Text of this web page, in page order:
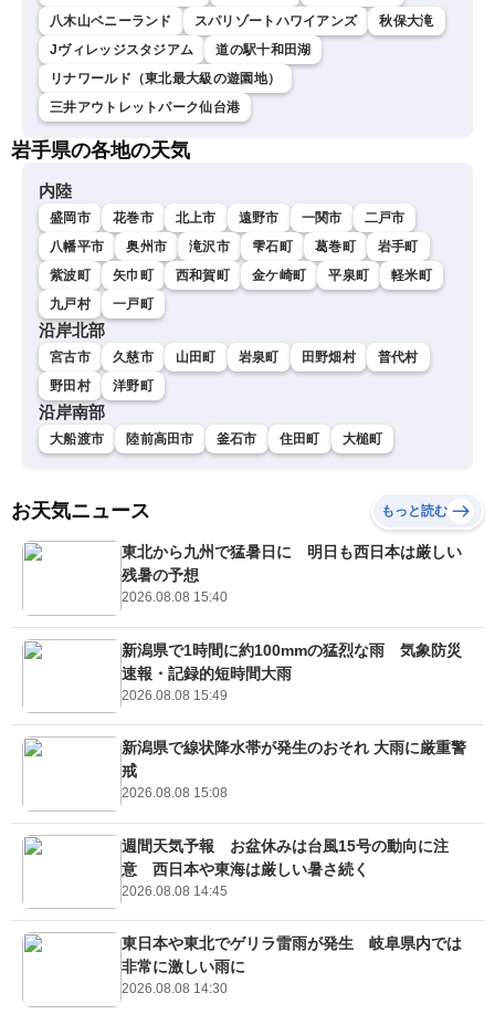
八木山ベニーランド
スパリゾートハワイアンズ
秋保大滝
Jヴィレッジスタジアム
道の駅十和田湖
リナワールド（東北最大級の遊園地）
三井アウトレットパーク仙台港
岩手県の各地の天気
内陸
盛岡市 花巻市 北上市 遠野市 一関市
二戸市
八幡平市
奥州市 滝沢市 雫石町 葛巻町
岩手町
紫波町
矢巾町 西和賀町 金ケ崎町 平泉町
軽米町
九戸村
一戸町
沿岸北部
宮古市 久慈市 山田町 岩泉町 田野畑村
普代村
野田村
洋野町
沿岸南部
大船渡市 陸前高田市 釜石市 住田町 大槌町
お天気ニュース もっと読む
東北から九州で猛暑日に 明日も西日本は厳しい
残暑の予想
2026.08.08 15:40
新潟県で1時間に約100mmの猛烈な雨 気象防災
速報・記録的短時間大雨
2026.08.08 15:49
新潟県で線状降水帯が発生のおそれ 大雨に厳重警
戒
2026.08.08 15:08
週間天気予報 お盆休みは台風15号の動向に注
意 西日本や東海は厳しい暑さ続く
2026.08.08 14:45
東日本や東北でゲリラ雷雨が発生 岐阜県内では
非常に激しい雨に
2026.08.08 14:30